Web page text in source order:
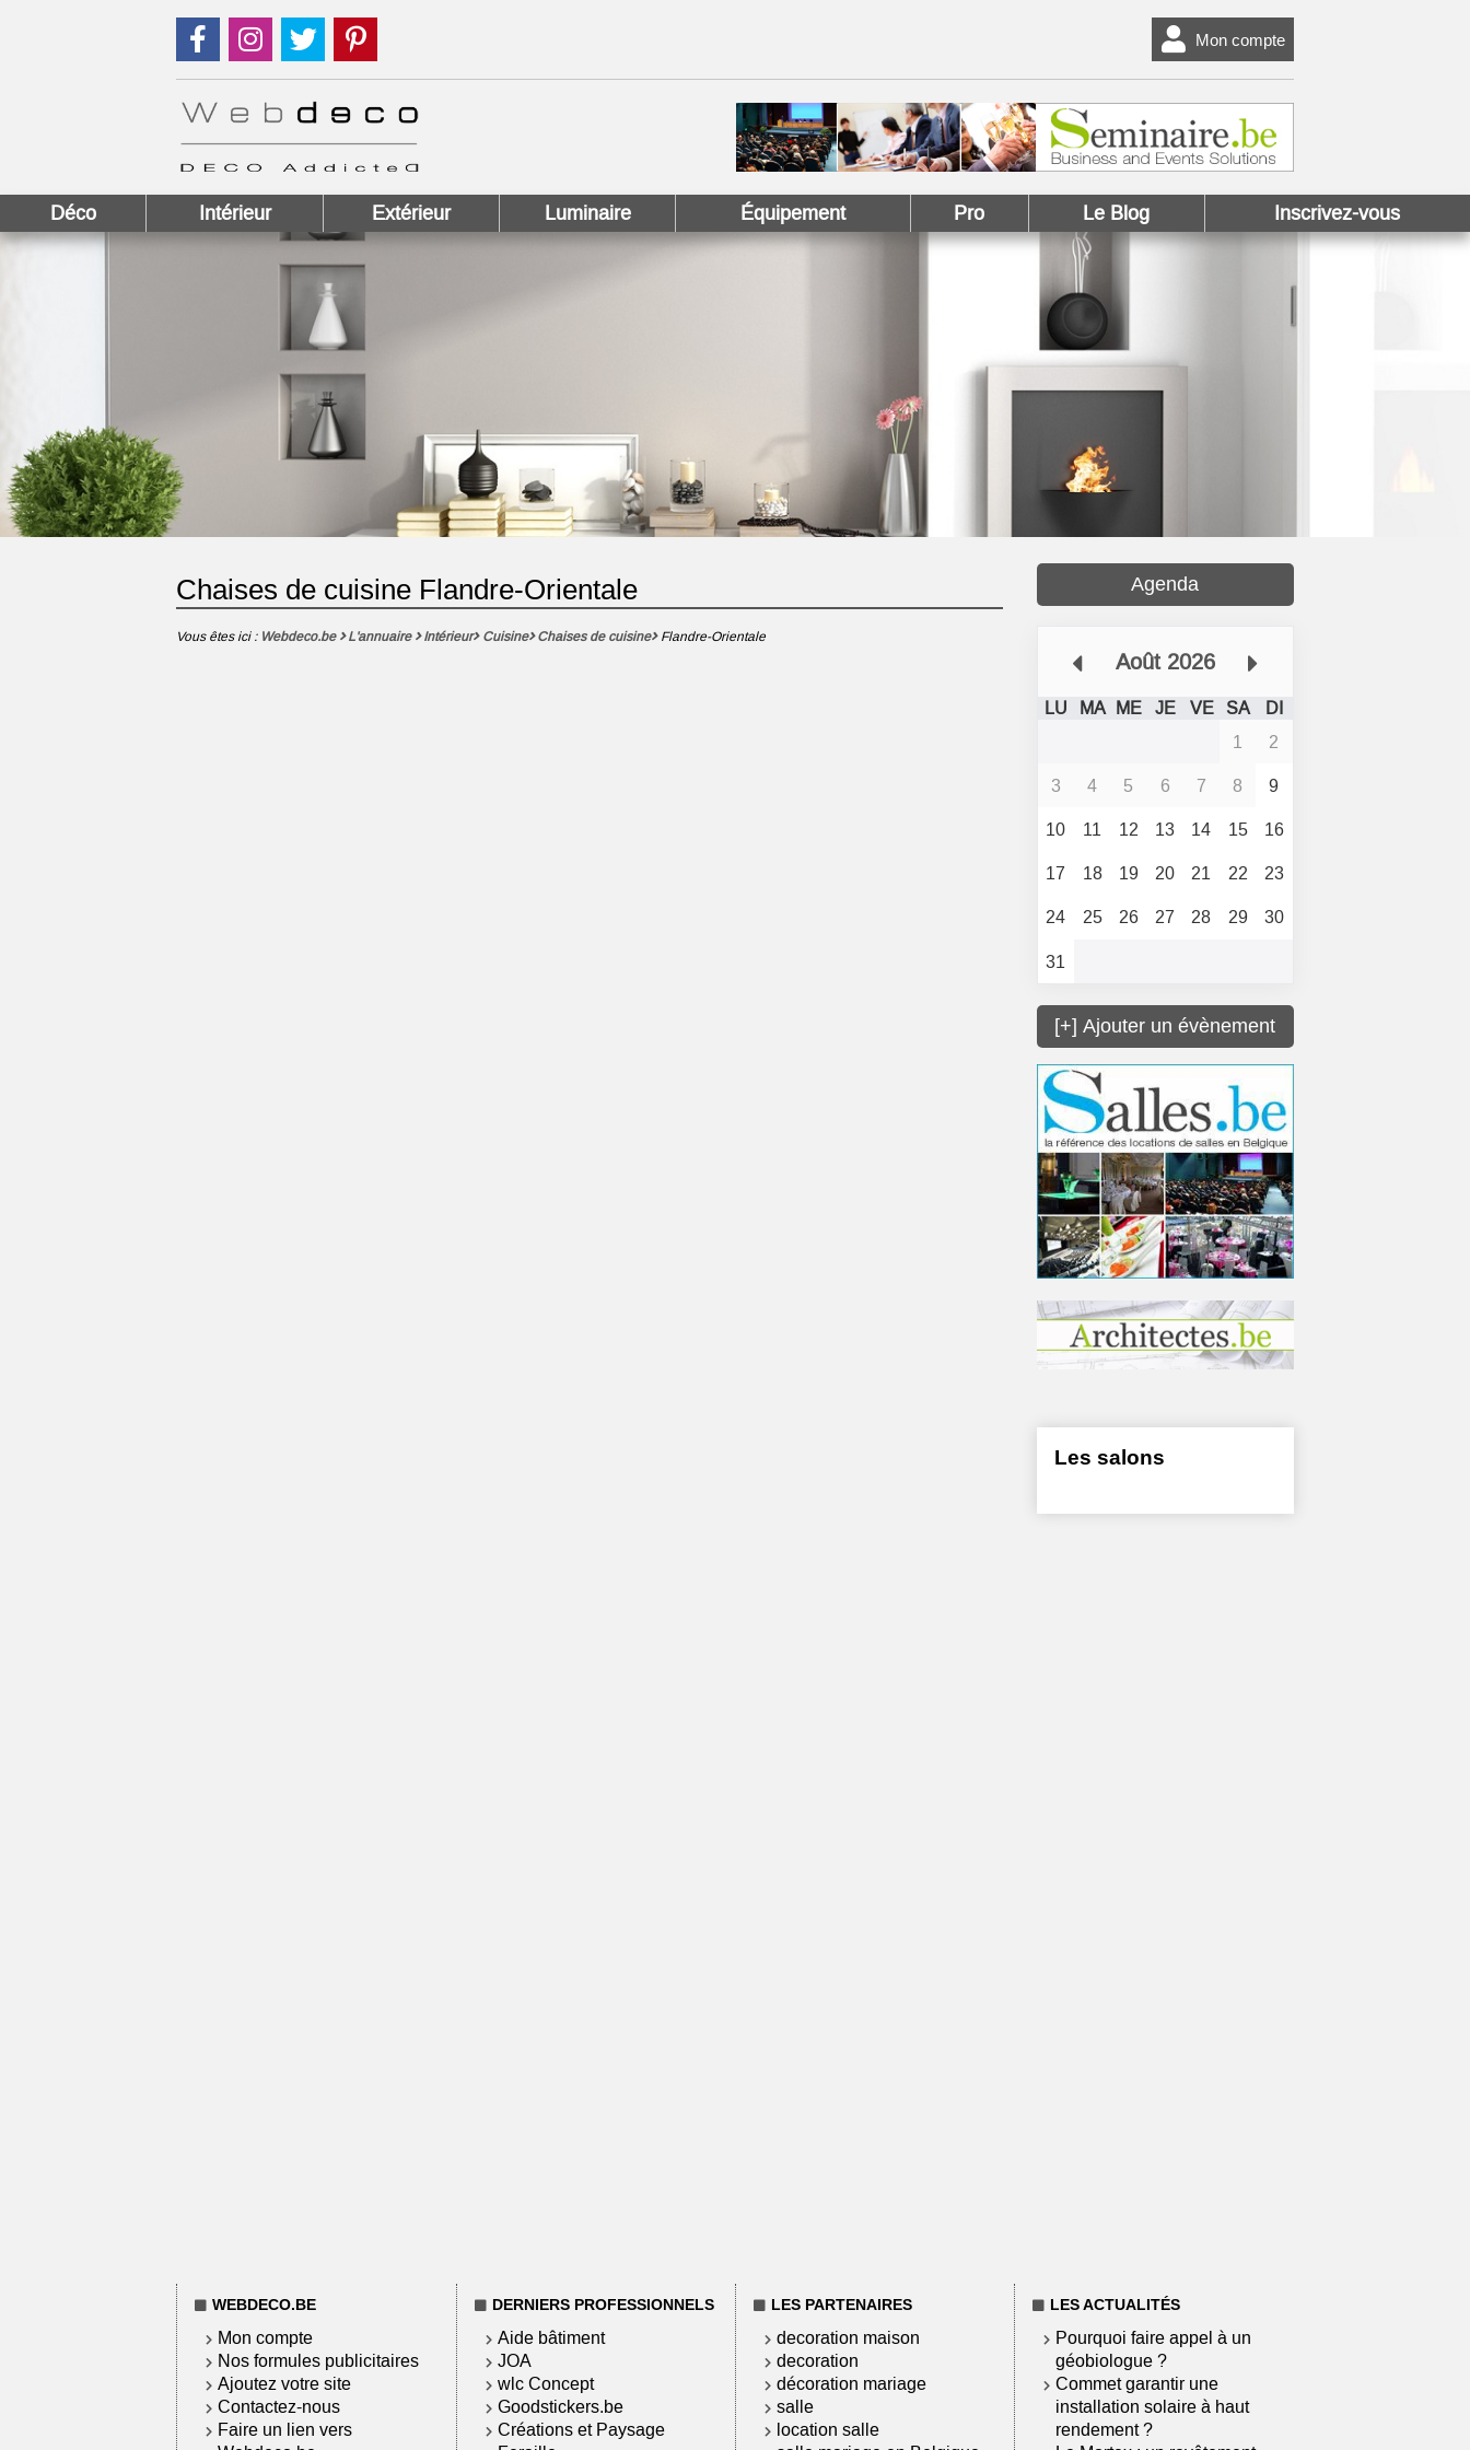
Suivez nous sur Facebook !
Suivez nous sur Instagram !
Suivez nous sur Twitter ! Mon compte
Déco Intérieur Extérieur Luminaire Équipement Pro Le Blog Inscrivez-vous
Chaises de cuisine Flandre-Orientale
Vous êtes ici : Webdeco.be L'annuaire Intérieur Cuisine Chaises de cuisine Flandre-Orientale
Agenda
Août 2026
LU MA ME JE VE SA
DI
1
2
3
4 5 6 7 8
9
10
11 12 13 14 15
16
17
18 19 20 21 22
23
24
25 26 27 28 29
30
31
[+] Ajouter un évènement
Les salons
WEBDECO.BE
Mon compte
Nos formules publicitaires
Ajoutez votre site
Contactez-nous
Faire un lien vers
DERNIERS PROFESSIONNELS
Aide bâtiment
JOA
wlc Concept
Goodstickers.be
Créations et Paysage
LES PARTENAIRES
decoration maison
decoration
décoration mariage
salle
location salle
LES ACTUALITÉS
Pourquoi faire appel à un
géobiologue ?
Commet garantir une
installation solaire à haut
rendement ?